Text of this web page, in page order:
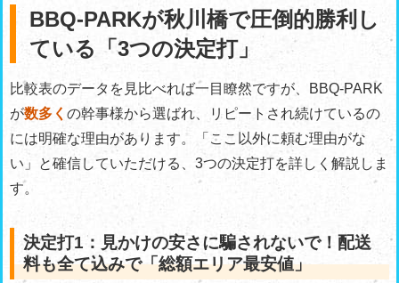
BBQ-PARKが秋川橋で圧倒的勝利し
ている「3つの決定打」
比較表のデータを見比べれば一目瞭然ですが、BBQ-PARK
が数多く の幹事様から選ばれ、リピートされ続けているの
には明確な理由があります。「ここ以外に頼む理由がな
い」と確信していただける、3つの決定打を詳しく解説しま
す。
決定打1：見かけの安さに騙されないで！配送
料も全て込みで「総額エリア最安値」